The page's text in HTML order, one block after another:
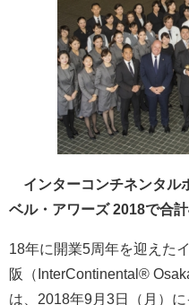
インターコンチネンタル
ベル・アワーズ 2018で合
18年に開業5周年を迎えた
阪（InterContinental®
は、2018年9月3日（月）